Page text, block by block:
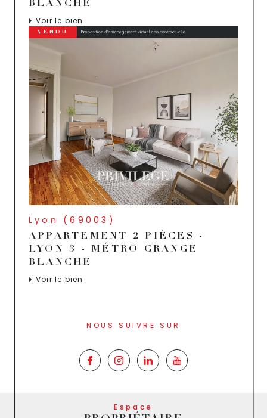
BLANCHE
Voir le bien
VENDU
Lyon (69003)
APPARTEMENT 2 PIÈCES -
LYON 3 - MÉTRO GRANGE
BLANCHE
Voir le bien
NOUS SUIVRE SUR
Espace